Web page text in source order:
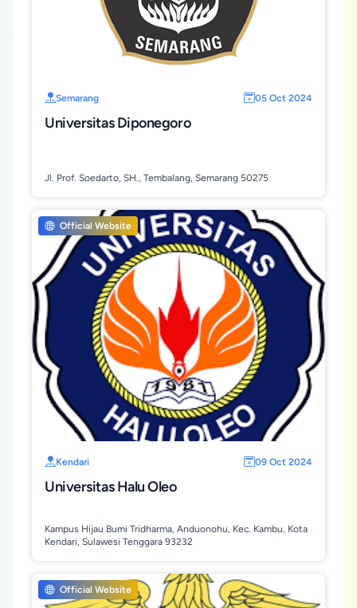
Semarang 05 Oct 2024
Universitas Diponegoro
Jl. Prof. Soedarto, SH., Tembalang, Semarang 50275
Official Website
Kendari 09 Oct 2024
Universitas Halu Oleo
Kampus Hijau Bumi Tridharma, Anduonohu, Kec. Kambu, Kota
Kendari, Sulawesi Tenggara 93232
Official Website